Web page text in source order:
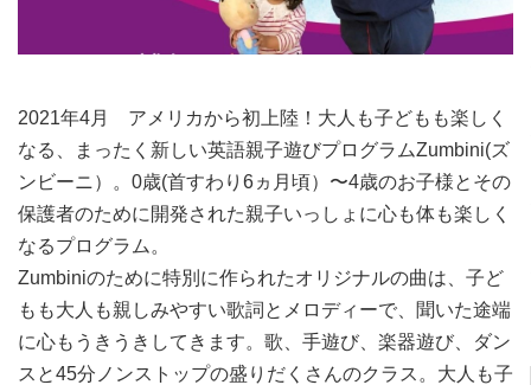
2021年4月 アメリカから初上陸！大人も子どもも楽しく
なる、まったく新しい英語親子遊びプログラムZumbini(ズ
ンビーニ）。0歳(首すわり6ヵ月頃）〜4歳のお子様とその
保護者のために開発された親子いっしょに心も体も楽しく
なるプログラム。
Zumbiniのために特別に作られたオリジナルの曲は、子ど
もも大人も親しみやすい歌詞とメロディーで、聞いた途端
に心もうきうきしてきます。歌、手遊び、楽器遊び、ダン
スと45分ノンストップの盛りだくさんのクラス。大人も子